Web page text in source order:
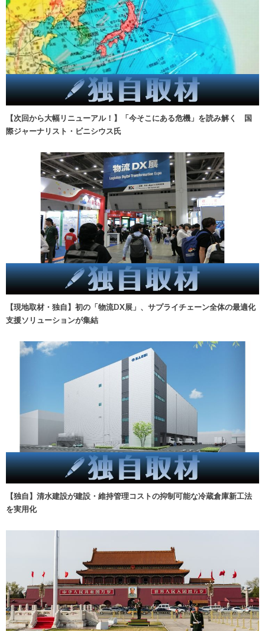
【次回から大幅リニューアル！】「今そこにある危機」を読み解く 国
際ジャーナリスト・ビニシウス氏
【現地取材・独自】初の「物流DX展」、サプライチェーン全体の最適化
支援ソリューションが集結
【独自】清水建設が建設・維持管理コストの抑制可能な冷蔵倉庫新工法
を実用化